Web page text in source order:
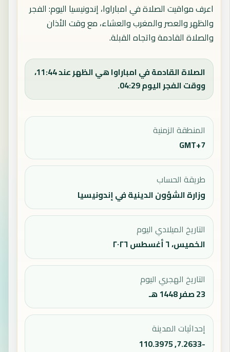
اعرف مواقيت الصلاة في امباراوا، إندونيسيا اليوم: الفجر
والظهر والعصر والمغرب والعشاء، مع وقت الأذان
والصلاة القادمة واتجاه القبلة.
الصلاة القادمة في امباراوا هي الظهر عند 11:44،
ووقت الفجر اليوم 04:29.
المنطقة الزمنية
GMT+7
طريقة الحساب
وزارة الشؤون الدينية في إندونيسيا
التاريخ الميلادي اليوم
الخميس، ٦ أغسطس ٢٠٢٦
التاريخ الهجري اليوم
23 صفر 1448 هـ
إحداثيات المدينة
-7.2633, 110.3975